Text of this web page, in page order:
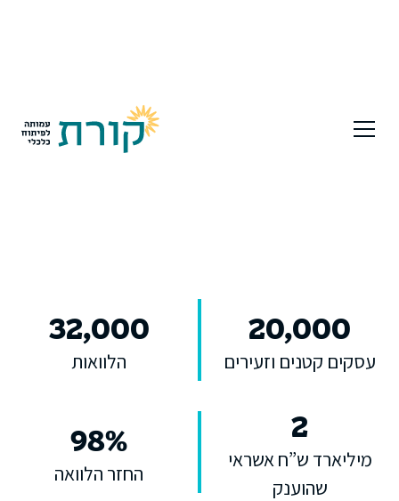
20,000
עסקים קטנים וזעירים
32,000
הלוואות
2
מיליארד ש”ח אשראי
שהוענק
98%
החזר הלוואה